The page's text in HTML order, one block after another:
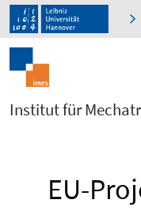
Institut für
EU-